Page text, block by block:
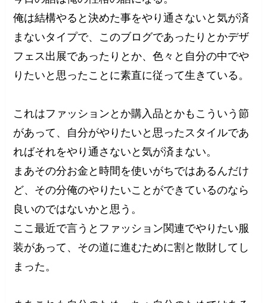
俺は結構やると決めた事をやり通さないと気が済
まないタイプで、このブログであったりとかデザ
フェス出展であったりとか、色々と自分の中でや
りたいと思ったことに素直に従って生きている。
これはファッションとか購入品とかもこういう節
があって、自分がやりたいと思ったスタイルであ
ればそれをやり通さないと気が済まない。
まあその分お金と時間を使いがちではあるんだけ
ど、その分俺のやりたいことができているのなら
良いのではないかと思う。
ここ最近で言うとファッション関連でやりたい服
装があって、その道に進むために割と散財してし
まった。